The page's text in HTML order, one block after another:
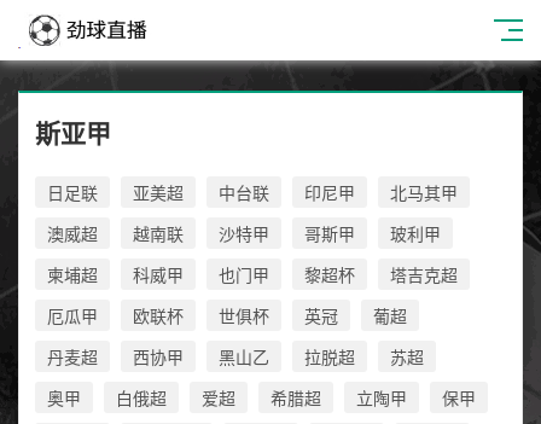
斯亚甲
日足联 亚美超 中台联 印尼甲
北马其甲
澳威超
越南联 沙特甲 哥斯甲
玻利甲
柬埔超
科威甲 也门甲 黎超杯
塔吉克超
厄瓜甲
欧联杯 世俱杯 英冠
葡超
丹麦超
西协甲 黑山乙 拉脱超
苏超
奥甲
白俄超 爱超 希腊超 立陶甲
保甲